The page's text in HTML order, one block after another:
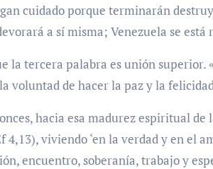
cuidado porque terminarán
a sí misma; Venezuela se está
la tercera palabra es unión superior.
voluntad de hacer la paz y la
hacia esa madurez espiritual de
4,13), viviendo ‘en la verdad y en el
encuentro, soberanía, trabajo y